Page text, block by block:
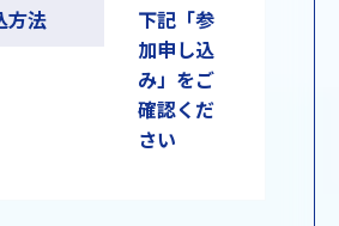
方法
下記「参
加申し込
み」をご
確認くだ
さい